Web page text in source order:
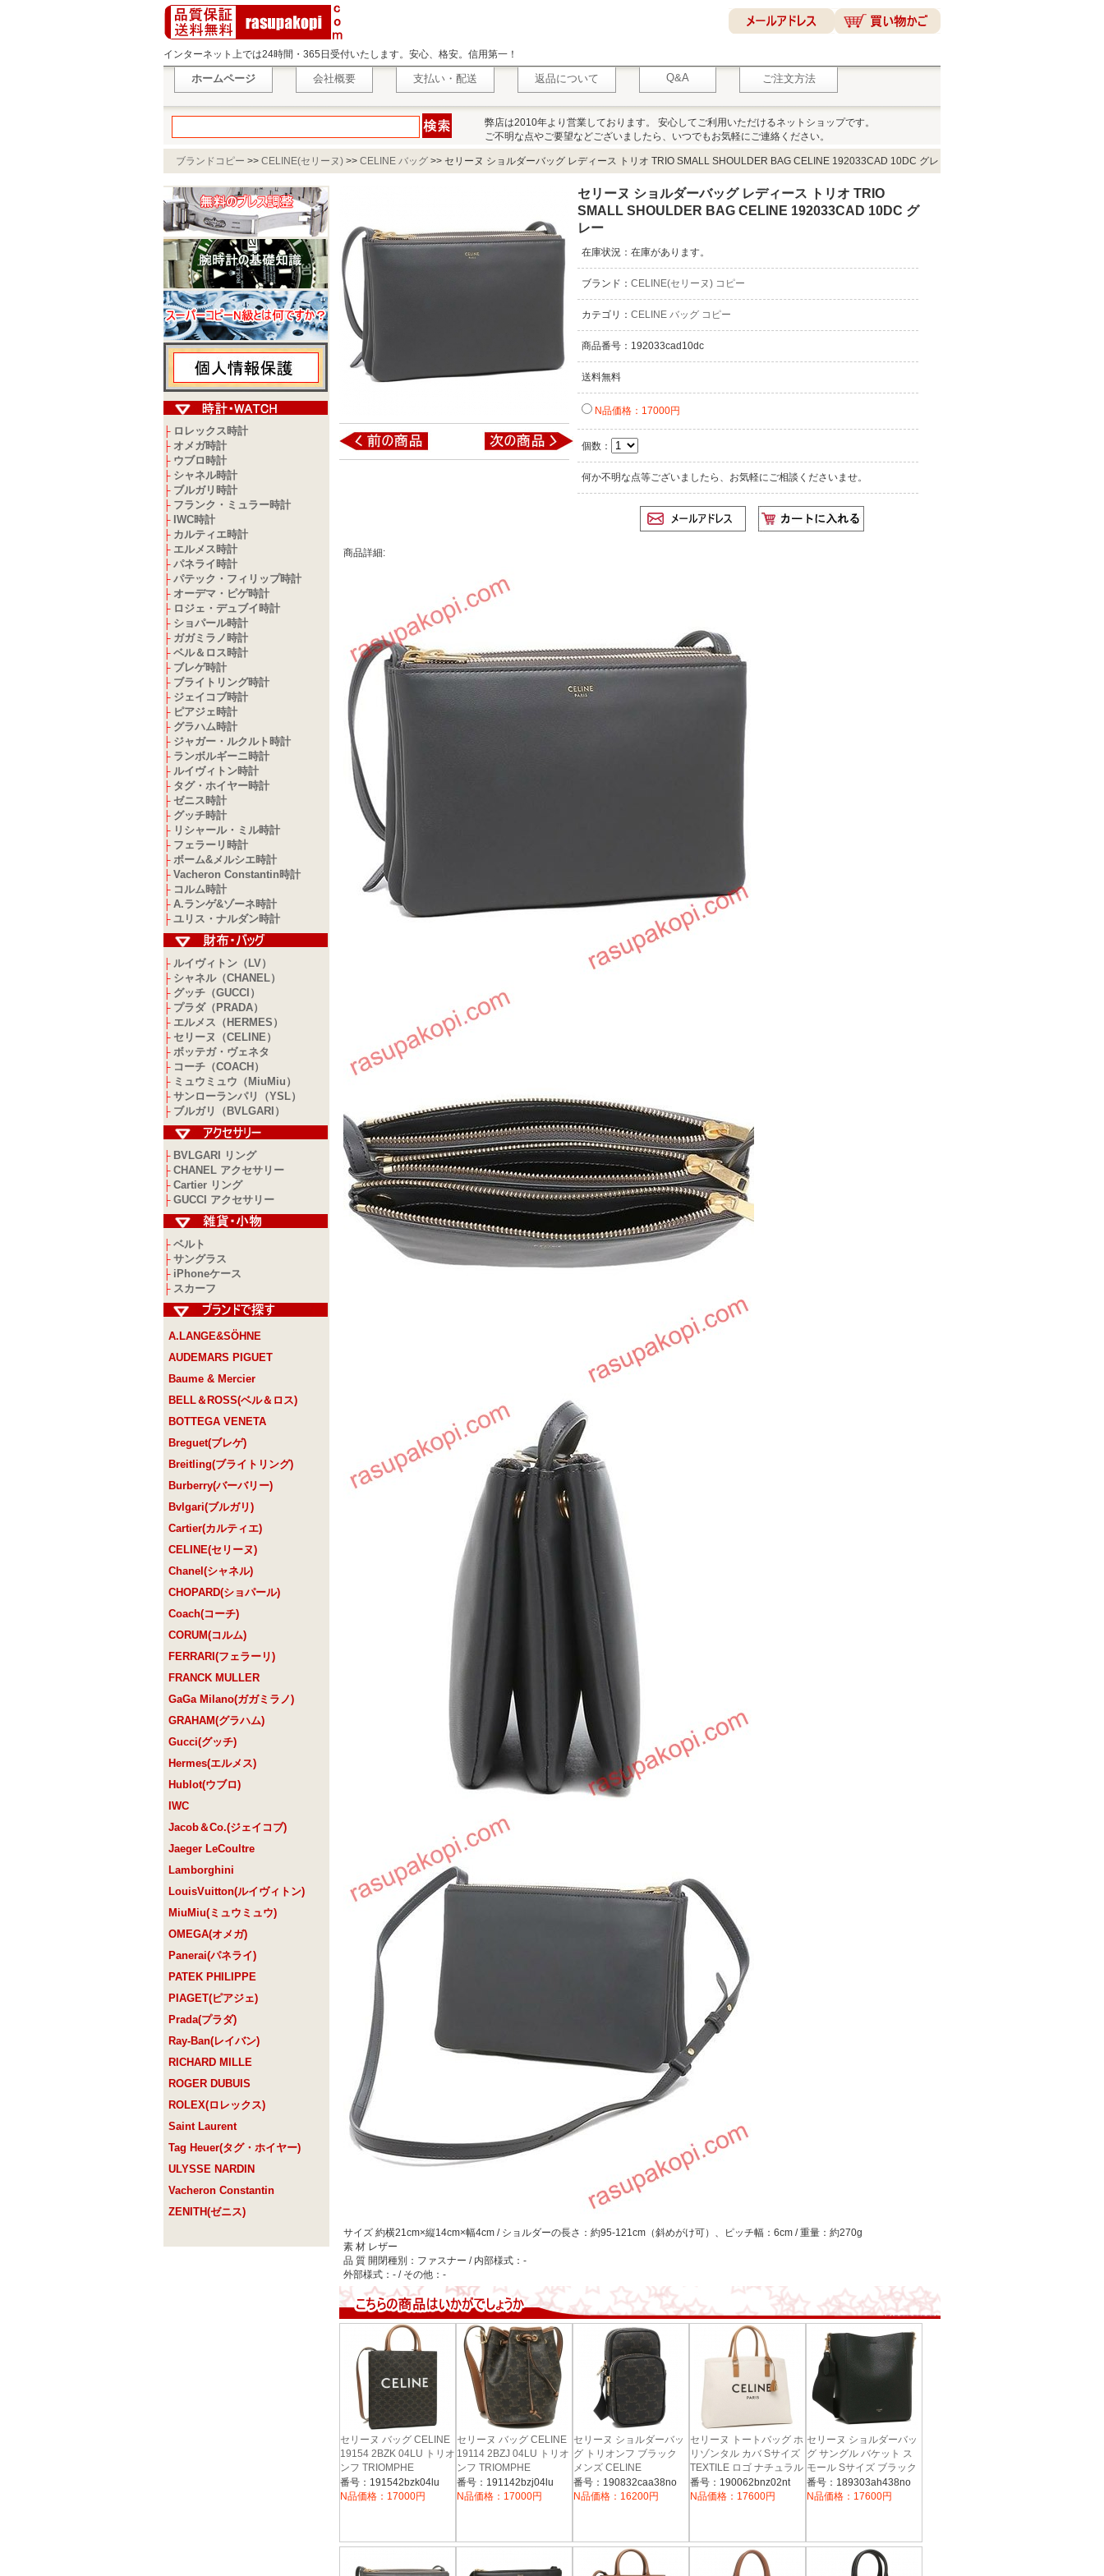
インターネット上では24時間・365日受付いたします。安心、格安。信用第一！
ホームページ 会社概要 支払い・配送 返品について Q&A ご注文方法
弊店は2010年より営業しております。 安心してご利用いただけるネットショップです。
ご不明な点やご要望などございましたら、いつでもお気軽にご連絡ください。
ブランドコピー >> CELINE(セリーヌ) >> CELINE バッグ >> セリーヌ ショルダーバッグ レディース トリオ TRIO SMALL SHOULDER BAG CELINE 192033CAD 10DC グレ
ー
├ ロレックス時計
├ オメガ時計
├ ウブロ時計
├ シャネル時計
├ ブルガリ時計
├ フランク・ミュラー時計
├ IWC時計
├ カルティエ時計
├ エルメス時計
├ パネライ時計
├ パテック・フィリップ時計
├ オーデマ・ピゲ時計
├ ロジェ・デュブイ時計
├ ショパール時計
├ ガガミラノ時計
├ ベル＆ロス時計
├ ブレゲ時計
├ ブライトリング時計
├ ジェイコブ時計
├ ピアジェ時計
├ グラハム時計
├ ジャガー・ルクルト時計
├ ランボルギーニ時計
├ ルイヴィトン時計
├ タグ・ホイヤー時計
├ ゼニス時計
├ グッチ時計
├ リシャール・ミル時計
├ フェラーリ時計
├ ボーム&メルシエ時計
├ Vacheron Constantin時計
├ コルム時計
├ A.ランゲ&ゾーネ時計
├ ユリス・ナルダン時計
├ ルイヴィトン（LV）
├ シャネル（CHANEL）
├ グッチ（GUCCI）
├ プラダ（PRADA）
├ エルメス（HERMES）
├ セリーヌ（CELINE）
├ ボッテガ・ヴェネタ
├ コーチ（COACH）
├ ミュウミュウ（MiuMiu）
├ サンローランパリ（YSL）
├ ブルガリ（BVLGARI）
├ BVLGARI リング
├ CHANEL アクセサリー
├ Cartier リング
├ GUCCI アクセサリー
├ ベルト
├ サングラス
├ iPhoneケース
├ スカーフ
A.LANGE&SÖHNE
AUDEMARS PIGUET
Baume & Mercier
BELL＆ROSS(ベル＆ロス)
BOTTEGA VENETA
Breguet(ブレゲ)
Breitling(ブライトリング)
Burberry(バーバリー)
Bvlgari(ブルガリ)
Cartier(カルティエ)
CELINE(セリーヌ)
Chanel(シャネル)
CHOPARD(ショパール)
Coach(コーチ)
CORUM(コルム)
FERRARI(フェラーリ)
FRANCK MULLER
GaGa Milano(ガガミラノ)
GRAHAM(グラハム)
Gucci(グッチ)
Hermes(エルメス)
Hublot(ウブロ)
IWC
Jacob＆Co.(ジェイコブ)
Jaeger LeCoultre
Lamborghini
LouisVuitton(ルイヴィトン)
MiuMiu(ミュウミュウ)
OMEGA(オメガ)
Panerai(パネライ)
PATEK PHILIPPE
PIAGET(ピアジェ)
Prada(プラダ)
Ray-Ban(レイバン)
RICHARD MILLE
ROGER DUBUIS
ROLEX(ロレックス)
Saint Laurent
Tag Heuer(タグ・ホイヤー)
ULYSSE NARDIN
Vacheron Constantin
ZENITH(ゼニス)
セリーヌ ショルダーバッグ レディース トリオ TRIO
SMALL SHOULDER BAG CELINE 192033CAD 10DC グ
レー
在庫状況：在庫があります。
ブランド： CELINE(セリーヌ) コピー
カテゴリ： CELINE バッグ コピー
商品番号：192033cad10dc
送料無料
N品価格：17000円
個数：
何か不明な点等ございましたら、お気軽にご相談くださいませ。
商品詳細:
サイズ 約横21cm×縦14cm×幅4cm / ショルダーの長さ：約95-121cm（斜めがけ可）、ピッチ幅：6cm / 重量：約270g
素 材 レザー
品 質 開閉種別：ファスナー / 内部様式：-
外部様式：- / その他：-
セリーヌ バッグ CELINE
19154 2BZK 04LU トリオ
ンフ TRIOMPHE
ALLOVER SMALL TOTE
BAG CABAS レディース
番号：191542bzk04lu
N品価格：17000円
セリーヌ バッグ CELINE
19114 2BZJ 04LU トリオ
ンフ TRIOMPHE
ALLOVER CANVAS レデ
ィース ショルダーバッグ
番号：191142bzj04lu
N品価格：17000円
セリーヌ ショルダーバッ
グ トリオンフ ブラック
メンズ CELINE
190832CAA 38NO
番号：190832caa38no
N品価格：16200円
セリーヌ トートバッグ ホ
リゾンタル カバ Sサイズ
TEXTILE ロゴ ナチュラル
レディース CELINE
190062BNZ 02NT A4対応
番号：190062bnz02nt
N品価格：17600円
セリーヌ ショルダーバッ
グ サングル バケット ス
モール Sサイズ ブラック
レディース CELINE
189303AH4 38NO
番号：189303ah438no
N品価格：17600円